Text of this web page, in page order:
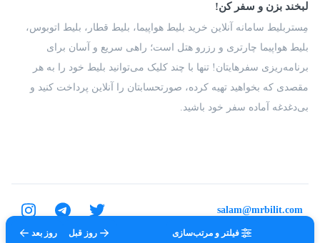
فیلتر و مرتب‌سازی روز قبل روز بعد
شرایط و مقررات
راهکار سازمانی
فرصت‌های شغلی
درباره ما
لبخند بزن و سفر کن!
مِستربلیط سامانه آنلاین خرید بلیط هواپیما، بلیط قطار، بلیط اتوبوس،
بلیط هواپیما چارتری و رزرو هتل است؛ راهی سریع و آسان برای
برنامه‌ریزی سفرهایتان! تنها با چند کلیک می‌توانید بلیط خود را به هر
مقصدی که بخواهید تهیه کرده، صورتحسابتان را آنلاین پرداخت کنید و
بی‌دغدغه آماده سفر خود باشید.
تمامی حقوق برای شرکت عتیق گشت اصفهان محفوظ است.
salam@mrbilit.com